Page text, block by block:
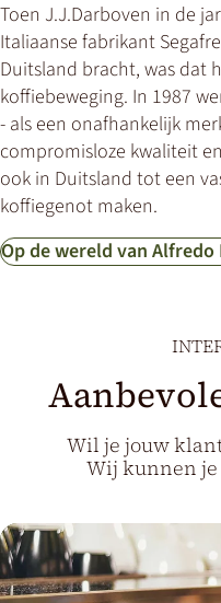
Toen J.J.Darboven in de
Italiaanse fabrikant
Duitsland bracht, was dat
koffiebeweging. In 1987
- als een onafhankelijk
compromisloze kwaliteit
ook in Duitsland tot een
koffiegenot maken.
Op de wereld van Alfredo
Wil je jouw
Wij kunnen